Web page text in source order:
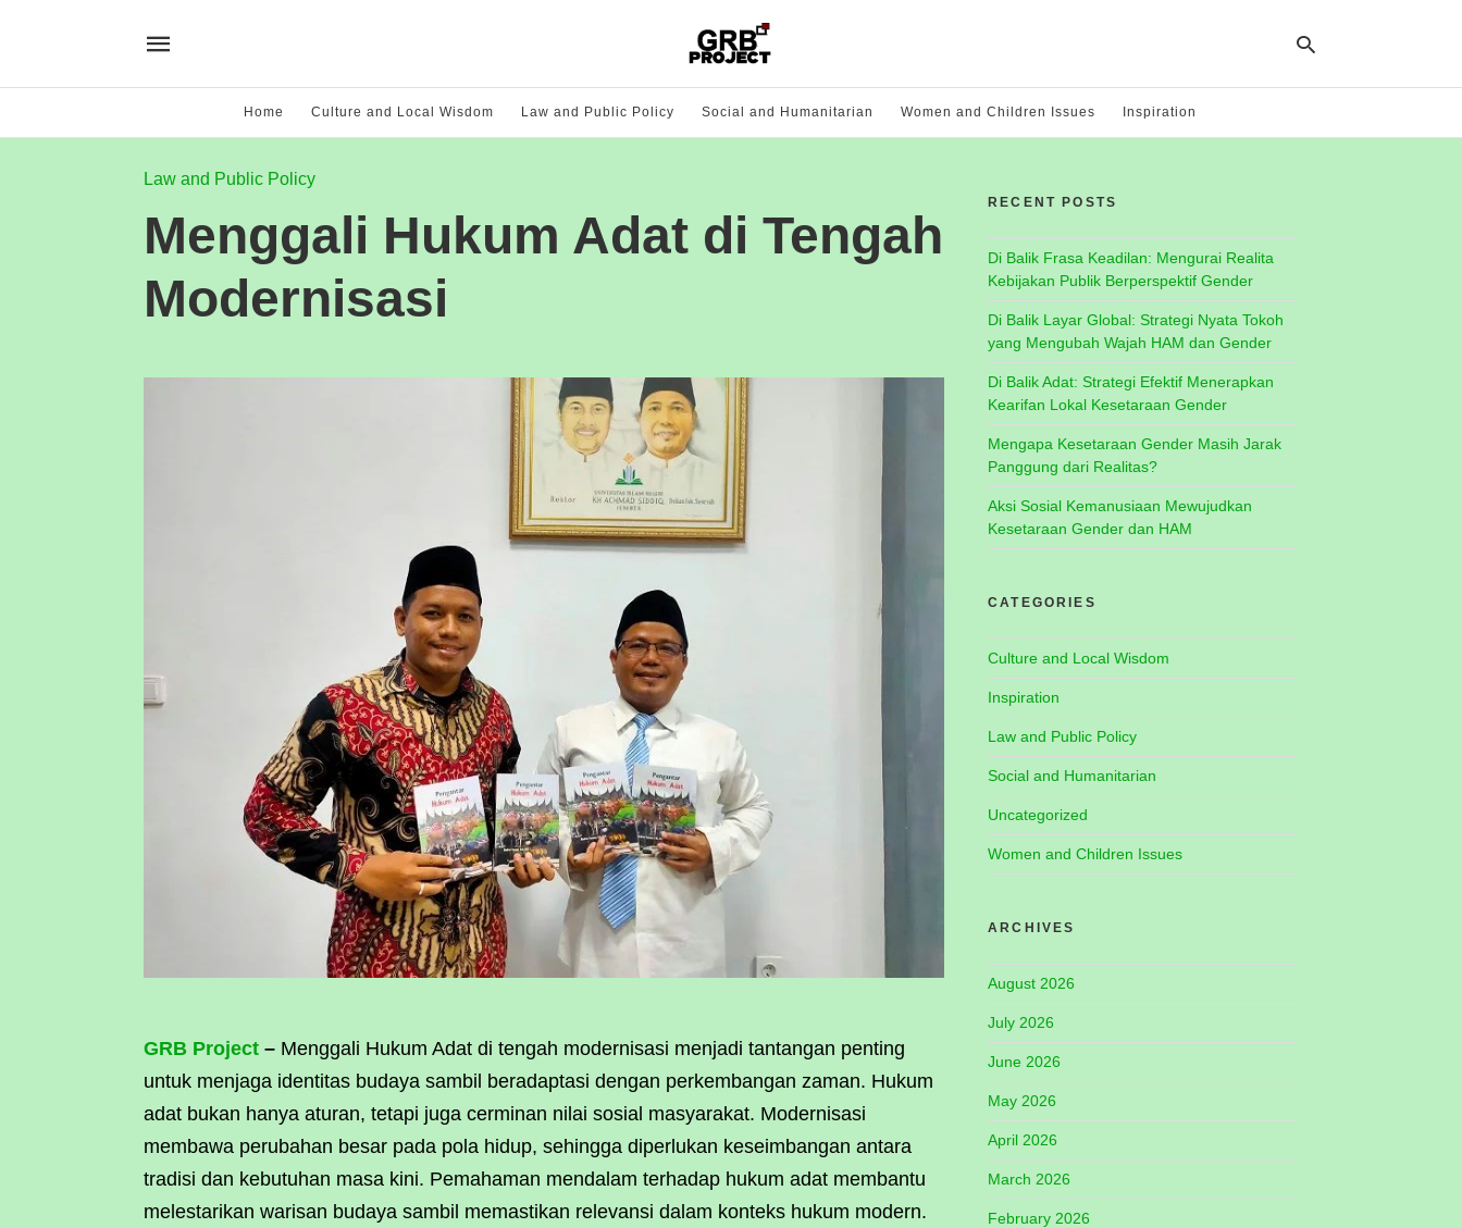
Home Culture and Local Wisdom Law and Public Policy Social and Humanitarian Women and Children Issues Inspiration
Law and Public Policy
Menggali Hukum Adat di Tengah
Modernisasi
GRB Project – Menggali Hukum Adat di tengah modernisasi menjadi tantangan penting
untuk menjaga identitas budaya sambil beradaptasi dengan perkembangan zaman. Hukum
adat bukan hanya aturan, tetapi juga cerminan nilai sosial masyarakat. Modernisasi
membawa perubahan besar pada pola hidup, sehingga diperlukan keseimbangan antara
tradisi dan kebutuhan masa kini. Pemahaman mendalam terhadap hukum adat membantu
melestarikan warisan budaya sambil memastikan relevansi dalam konteks hukum modern.
RECENT POSTS
Di Balik Frasa Keadilan: Mengurai Realita
Kebijakan Publik Berperspektif Gender
Di Balik Layar Global: Strategi Nyata Tokoh
yang Mengubah Wajah HAM dan Gender
Di Balik Adat: Strategi Efektif Menerapkan
Kearifan Lokal Kesetaraan Gender
Mengapa Kesetaraan Gender Masih Jarak
Panggung dari Realitas?
Aksi Sosial Kemanusiaan Mewujudkan
Kesetaraan Gender dan HAM
CATEGORIES
Culture and Local Wisdom
Inspiration
Law and Public Policy
Social and Humanitarian
Uncategorized
Women and Children Issues
ARCHIVES
August 2026
July 2026
June 2026
May 2026
April 2026
March 2026
February 2026